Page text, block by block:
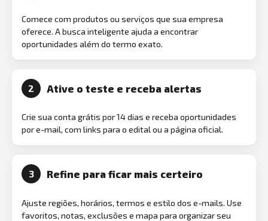
Comece com produtos ou serviços que sua empresa
oferece. A busca inteligente ajuda a encontrar
oportunidades além do termo exato.
2 Ative o teste e receba alertas
Crie sua conta grátis por 14 dias e receba oportunidades
por e-mail, com links para o edital ou a página oficial.
3 Refine para ficar mais certeiro
Ajuste regiões, horários, termos e estilo dos e-mails. Use
favoritos, notas, exclusões e mapa para organizar seu